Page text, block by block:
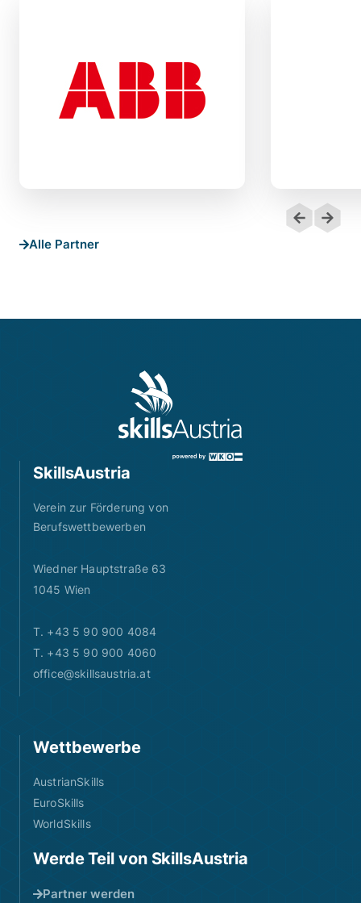
Alle Partner
SkillsAustria
Verein zur Förderung von
Berufswettbewerben
Wiedner Hauptstraße 63
1045 Wien
T. +43 5 90 900 4084
T. +43 5 90 900 4060
office@skillsaustria.at
Wettbewerbe
AustrianSkills
EuroSkills
WorldSkills
Werde Teil von SkillsAustria
Partner werden